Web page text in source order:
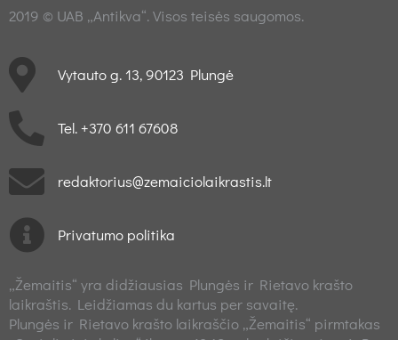
2019 © UAB „Antikva“. Visos teisės saugomos.
Vytauto g. 13, 90123 Plungė
Tel. +370 611 67608
redaktorius@zemaiciolaikrastis.lt
Privatumo politika
„Žemaitis“ yra didžiausias Plungės ir Rietavo krašto
laikraštis. Leidžiamas du kartus per savaitę.
Plungės ir Rietavo krašto laikraščio „Žemaitis“ pirmtakas